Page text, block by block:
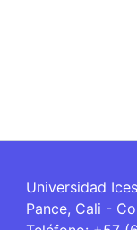
Universidad
Pance, Cali -